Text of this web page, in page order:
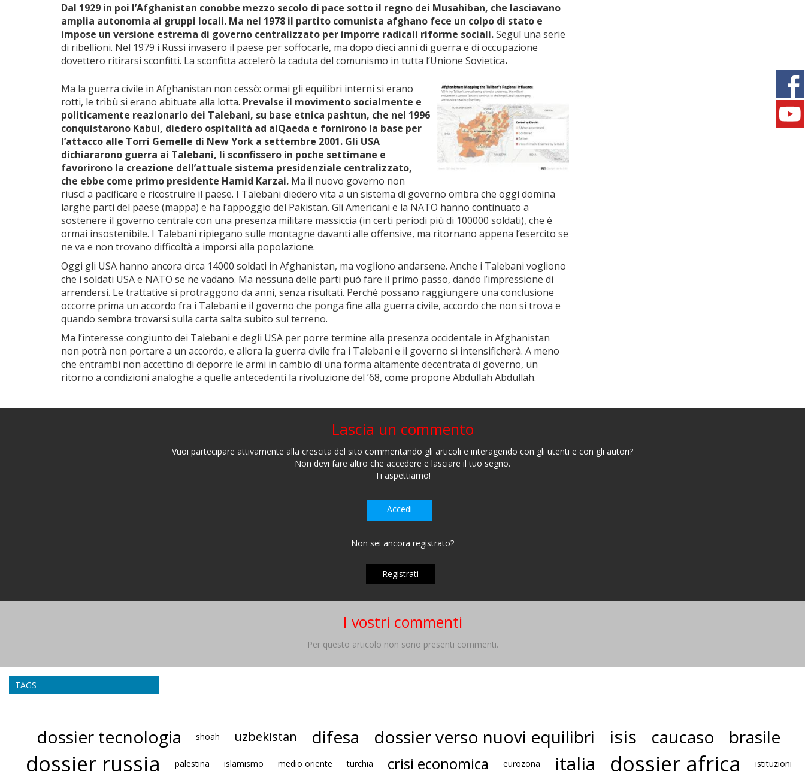
Dal 1929 in poi l’Afghanistan conobbe mezzo secolo di pace sotto il regno dei Musahiban, che lasciavano
amplia autonomia ai gruppi locali. Ma nel 1978 il partito comunista afghano fece un colpo di stato e
impose un versione estrema di governo centralizzato per imporre radicali riforme sociali.Seguì una serie
di ribellioni. Nel 1979 i Russi invasero il paese per soffocarle, ma dopo dieci anni di guerra e di occupazione
dovettero ritirarsi sconfitti. La sconfitta accelerò la caduta del comunismo in tutta l’Unione Sovietica.
Ma la guerra civile in Afghanistan non cessò: ormai gli equilibri interni si erano
rotti, le tribù si erano abituate alla lotta. Prevalse il movimento socialmente e
politicamente reazionario dei Talebani, su base etnica pashtun, che nel 1996
conquistarono Kabul, diedero ospitalità ad alQaeda e fornirono la base per
l’attacco alle Torri Gemelle di New York a settembre 2001. Gli USA
dichiararono guerra ai Talebani, li sconfissero in poche settimane e
favorirono la creazione dell’attuale sistema presidenziale centralizzato,
che ebbe come primo presidente Hamid Karzai. Ma il nuovo governo non
riuscì a pacificare e ricostruire il paese. I Talebani diedero vita a un sistema di governo ombra che oggi domina
larghe parti del paese (mappa) e ha l’appoggio del Pakistan. Gli Americani e la NATO hanno continuato a
sostenere il governo centrale con una presenza militare massiccia (in certi periodi più di 100000 soldati), che è
ormai insostenibile. I Talebani ripiegano sulle montagne davanti alle offensive, ma ritornano appena l’esercito se
ne va e non trovano difficoltà a imporsi alla popolazione.
Oggi gli USA hanno ancora circa 14000 soldati in Afghanistan, ma vogliono andarsene. Anche i Talebani vogliono
che i soldati USA e NATO se ne vadano. Ma nessuna delle parti può fare il primo passo, dando l’impressione di
arrendersi. Le trattative si protraggono da anni, senza risultati. Perché possano raggiungere una conclusione
occorre prima un accordo fra i Talebani e il governo che ponga fine alla guerra civile, accordo che non si trova e
quando sembra trovarsi sulla carta salta subito sul terreno.
Ma l’interesse congiunto dei Talebani e degli USA per porre termine alla presenza occidentale in Afghanistan
non potrà non portare a un accordo, e allora la guerra civile fra i Talebani e il governo si intensificherà. A meno
che entrambi non accettino di deporre le armi in cambio di una forma altamente decentrata di governo, un
ritorno a condizioni analoghe a quelle antecedenti la rivoluzione del ’68, come propone Abdullah Abdullah.
Lascia un commento
Vuoi partecipare attivamente alla crescita del sito commentando gli articoli e interagendo con gli utenti e con gli autori?
Non devi fare altro che accedere e lasciare il tuo segno.
Ti aspettiamo!
Accedi
Non sei ancora registrato?
Registrati
I vostri commenti
Per questo articolo non sono presenti commenti.
TAGS
dossier tecnologia shoah uzbekistan difesa dossier verso nuovi equilibri isis caucaso brasile
dossier russia palestina islamismo medio oriente turchia crisi economica eurozona italia dossier africa istituzioni